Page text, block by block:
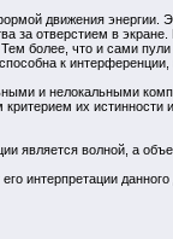
движения энергии.
за отверстием в
более, что и сами
к интерференции,
и нелокальными
их истинности
является волной, а
интерпретации